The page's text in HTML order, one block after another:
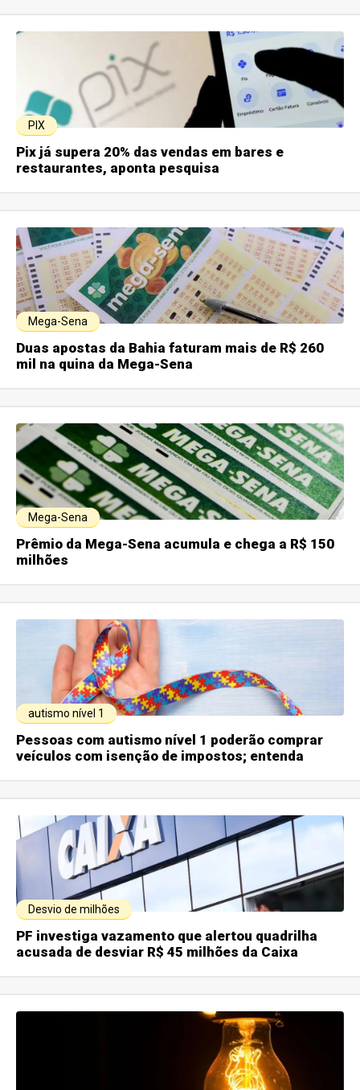
PIX
Pix já supera 20% das vendas em bares e
restaurantes, aponta pesquisa
Mega-Sena
Duas apostas da Bahia faturam mais de R$ 260
mil na quina da Mega-Sena
Mega-Sena
Prêmio da Mega-Sena acumula e chega a R$ 150
milhões
autismo nível 1
Pessoas com autismo nível 1 poderão comprar
veículos com isenção de impostos; entenda
Desvio de milhões
PF investiga vazamento que alertou quadrilha
acusada de desviar R$ 45 milhões da Caixa